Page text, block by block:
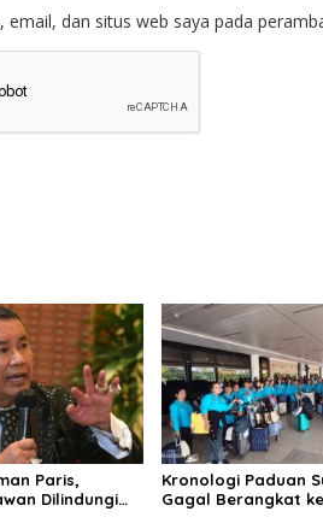
email, dan situs web saya pada
Paris,
Dilindungi
Kronologi Paduan
Gagal Berangkat